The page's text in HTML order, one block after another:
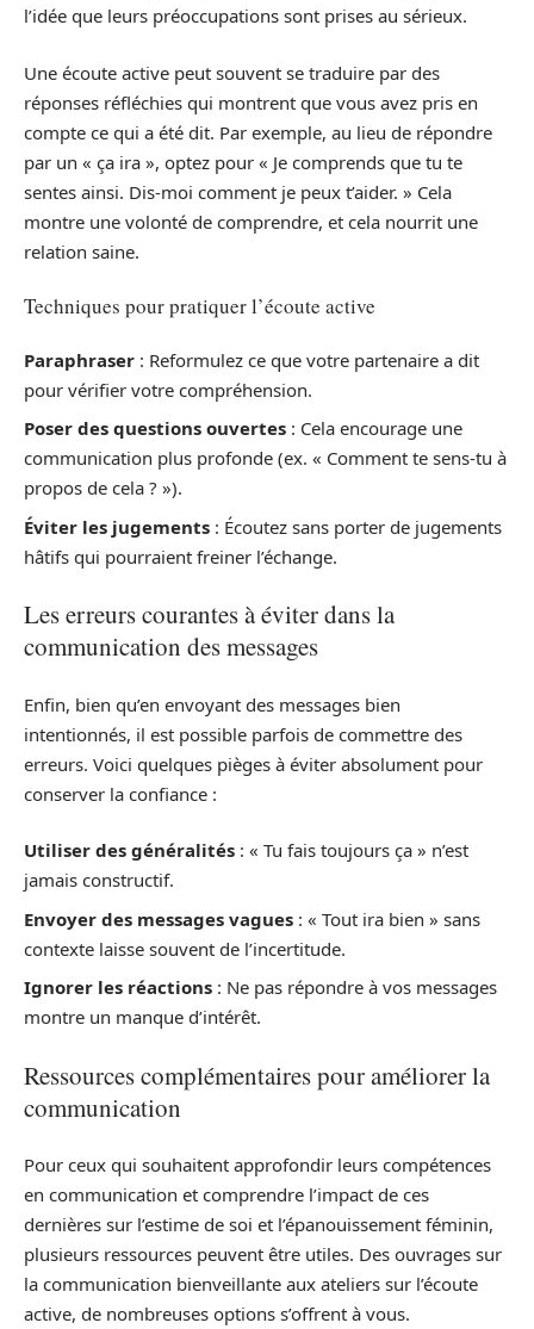
l’idée que leurs préoccupations sont prises au sérieux.
Une écoute active peut souvent se traduire par des
réponses réfléchies qui montrent que vous avez pris en
compte ce qui a été dit. Par exemple, au lieu de répondre
par un « ça ira », optez pour « Je comprends que tu te
sentes ainsi. Dis-moi comment je peux t’aider. » Cela
montre une volonté de comprendre, et cela nourrit une
relation saine.
Techniques pour pratiquer l’écoute active
Paraphraser : Reformulez ce que votre partenaire a dit
pour vérifier votre compréhension.
Poser des questions ouvertes : Cela encourage une
communication plus profonde (ex. « Comment te sens-tu à
propos de cela ? »).
Éviter les jugements : Écoutez sans porter de jugements
hâtifs qui pourraient freiner l’échange.
Les erreurs courantes à éviter dans la
communication des messages
Enfin, bien qu’en envoyant des messages bien
intentionnés, il est possible parfois de commettre des
erreurs. Voici quelques pièges à éviter absolument pour
conserver la confiance :
Utiliser des généralités : « Tu fais toujours ça » n’est
jamais constructif.
Envoyer des messages vagues : « Tout ira bien » sans
contexte laisse souvent de l’incertitude.
Ignorer les réactions : Ne pas répondre à vos messages
montre un manque d’intérêt.
Ressources complémentaires pour améliorer la
communication
Pour ceux qui souhaitent approfondir leurs compétences
en communication et comprendre l’impact de ces
dernières sur l’estime de soi et l’épanouissement féminin,
plusieurs ressources peuvent être utiles. Des ouvrages sur
la communication bienveillante aux ateliers sur l’écoute
active, de nombreuses options s’offrent à vous.